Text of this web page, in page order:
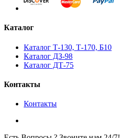
Каталог
Каталог Т-130, Т-170, Б10
Каталог ДЗ-98
Каталог ДТ-75
Контакты
Контакты